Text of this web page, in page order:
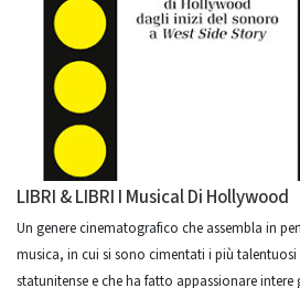
LIBRI & LIBRI I Musical Di Hollywood
Un genere cinematografico che assembla in
musica, in cui si sono cimentati i più
statunitense e che ha fatto appassionare